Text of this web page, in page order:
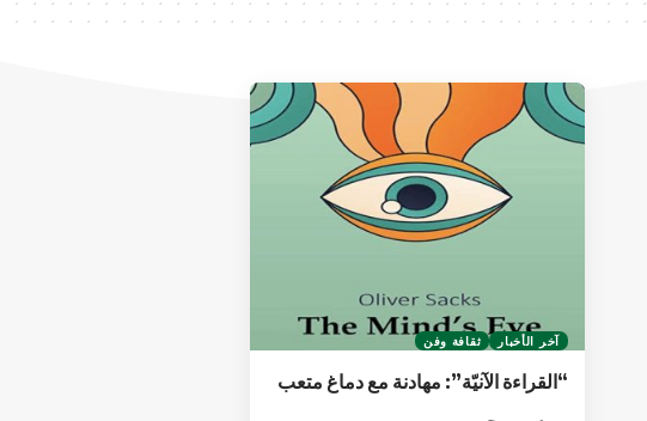
آخر الأخبار ثقافة وفن
“القراءة الآنيّة”: مهادنة مع دماغ متعب